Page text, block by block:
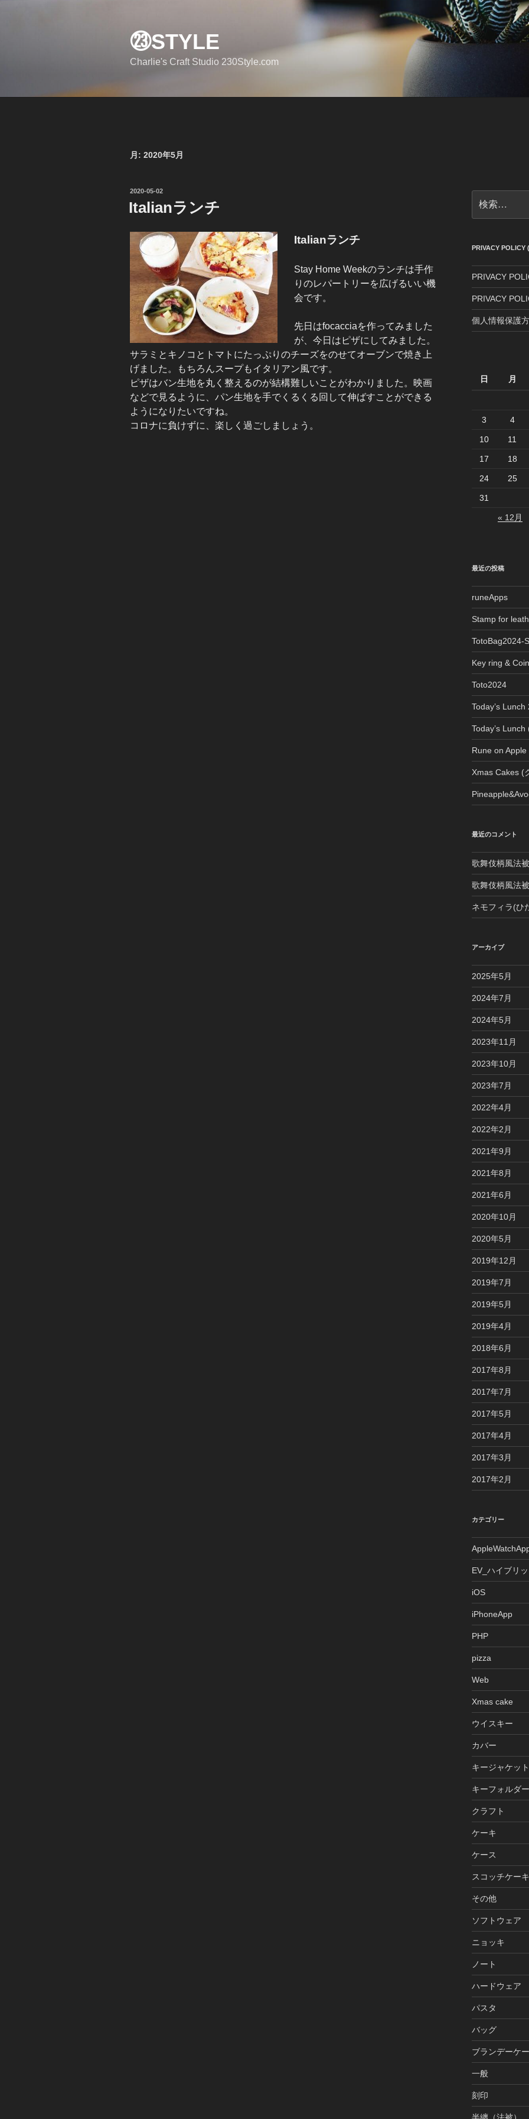
㉓STYLE
Charlie's Craft Studio 230Style.com
月: 2020年5月
投
日:
2020-05-02
Italianランチ
Italianランチ
Stay Home Weekのランチは手作
りのレパートリーを広げるいい機
会です。
先日はfocacciaを作ってみました
が、今日はピザにしてみました。
サラミとキノコとトマトにたっぷりのチーズをのせてオーブンで焼き上
げました。もちろんスープもイタリアン風です。
ピザはバン生地を丸く整えるのが結構難しいことがわかりました。映画
などで見るように、パン生地を手でくるくる回して伸ばすことができる
ようになりたいですね。
コロナに負けずに、楽しく過ごしましょう。
索:
PRIVACY POLICY
PRIVACY
PRIVACY
個人情報保護
日 月
3 4
10 11
17 18
24 25
31
« 12月
最近の投稿
runeApps
Stamp for
TotoBag2024-
Key ring &
Toto2024
Today’s
Today’s
Rune on Apple
Xmas Cakes (
最近のコメント
歌舞伎柄風法被
歌舞伎柄風法被
ネモフィラ(ひ
アーカイブ
2025年5月
2024年7月
2024年5月
2023年11月
2023年10月
2023年7月
2022年4月
2022年2月
2021年9月
2021年8月
2021年6月
2020年10月
2020年5月
2019年12月
2019年7月
2019年5月
2019年4月
2018年6月
2017年8月
2017年7月
2017年5月
2017年4月
2017年3月
2017年2月
カテゴリー
EV_ハイブリ
iOS
iPhoneApp
PHP
pizza
Web
Xmas cake
ウイスキー
カバー
キージャケット
キーフォルダー
クラフト
ケーキ
ケース
スコッチケーキ
その他
ソフトウェア
ニョッキ
ノート
ハードウェア
パスタ
バッグ
ブランデーケ
一般
刻印